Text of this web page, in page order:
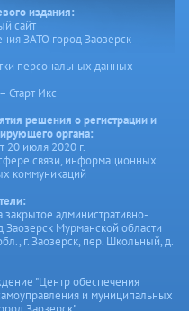
издания:
сайт
ЗАТО город Заозерск
персональных данных
Старт Икс
решения о регистрации и
органа:
июля 2020 г.
связи, информационных
коммуникаций
закрытое административно-
Заозерск Мурманской области
г. Заозерск, пер. Школьный, д.
"Центр обеспечения
и муниципальных